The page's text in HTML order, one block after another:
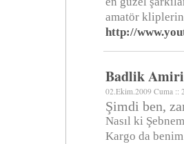
amatör
http://
Badlik Amiri
02.Ekim.2009 Cuma ::
Şimdi ben,
Nasıl ki
Kargo da